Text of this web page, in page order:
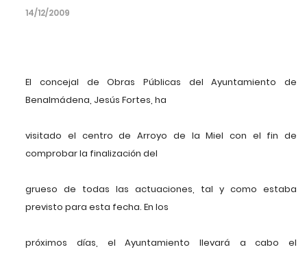
14/12/2009
El concejal de Obras Públicas del Ayuntamiento de
Benalmádena, Jesús Fortes, ha
visitado el centro de Arroyo de la Miel con el fin de
comprobar la finalización del
grueso de todas las actuaciones, tal y como estaba
previsto para esta fecha. En los
próximos días, el Ayuntamiento llevará a cabo el